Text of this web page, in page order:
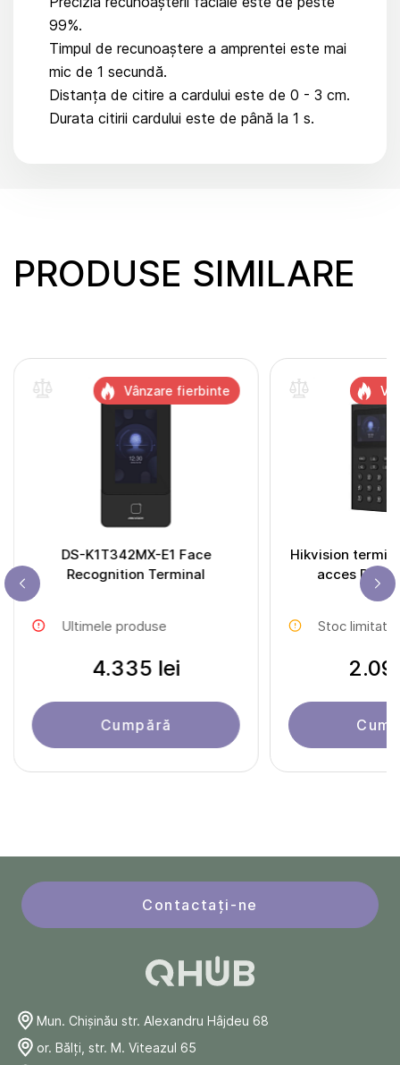
99%.
Timpul de recunoaștere a amprentei este mai
mic de 1 secundă.
Distanța de citire a cardului este de 0 - 3 cm.
Durata citirii cardului este de până la 1 s.
PRODUSE SIMILARE
DS-K1T342MX-E1 Face
Recognition Terminal
Ultimele produse
4.335 lei
Cumpără
Vânzare fierbinte
Hikvision
acces DS-
Stoc limitat
Contactați-ne
Mun. Chişinău str. Alexandru Hâjdeu 68
or. Bălți, str. M. Viteazul 65